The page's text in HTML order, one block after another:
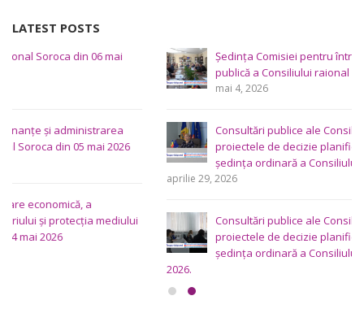
LATEST POSTS
Ședința Comisiei pentru întrebări juridice şi administraţie
publică a Consiliului raional Soroca din 04 mai 2026
Consultări publice ale Consiliului Raional Soroca pentru
proiectele de decizie planificate pentru a fi analizate la
ședința ordinară a Consiliului raional din 6 mai 2026.
Consultări publice ale Consiliului Raional Soroca pentru
proiectele de decizie planificate pentru a fi analizate la
ședința ordinară a Consiliului raional Soroca din 6 mai